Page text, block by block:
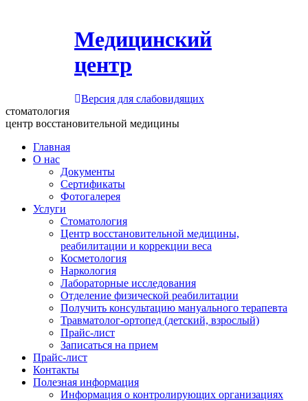
Медицинский
центр
Версия для слабовидящих
стоматология
центр восстановительной медицины
Главная
О нас
Документы
Сертификаты
Фотогалерея
Услуги
Стоматология
Центр восстановительной медицины,
реабилитации и коррекции веса
Косметология
Наркология
Лабораторные исследования
Отделение физической реабилитации
Получить консультацию мануального терапевта
Травматолог-ортопед (детский, взрослый)
Прайс-лист
Записаться на прием
Прайс-лист
Контакты
Полезная информация
Информация о контролирующих организациях